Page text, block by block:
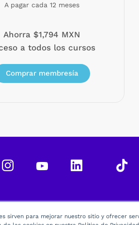
sirven para mejorar nuestro sitio y ofrecer
A pagar cada 12 meses
Ahorra $1,794 MXN
a todos los cursos
Comprar membresía